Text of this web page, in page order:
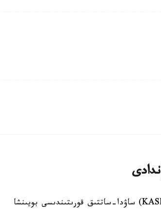
الماتى. KAZINFORM - قازاقستان قور بيرجاسىنداعى (KASE) ساۋدا-ساتتىق قورىتىندىسى بويىنشا